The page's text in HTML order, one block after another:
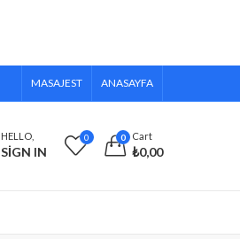
MASAJEST ANASAYFA
HELLO,
SIGN IN
0 0 Cart
₺0,00